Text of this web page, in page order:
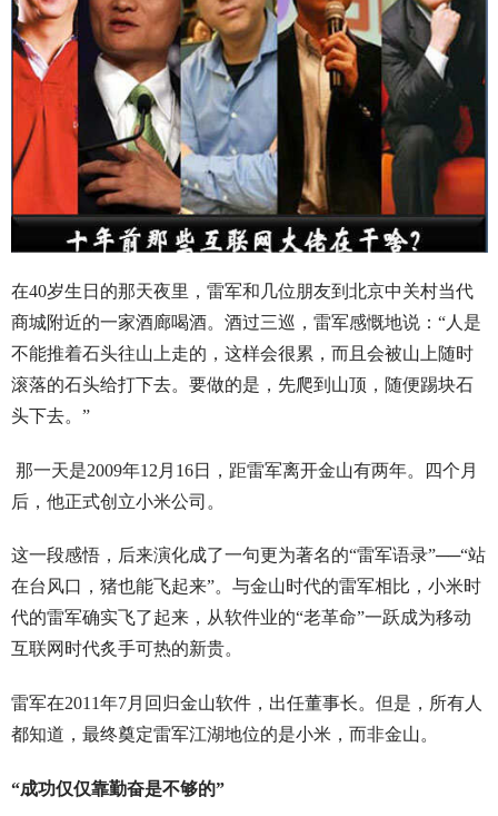
在40岁生日的那天夜里，雷军和几位朋友到北京中关村当代
商城附近的一家酒廊喝酒。酒过三巡，雷军感慨地说：“人是
不能推着石头往山上走的，这样会很累，而且会被山上随时
滚落的石头给打下去。要做的是，先爬到山顶，随便踢块石
头下去。”
那一天是2009年12月16日，距雷军离开金山有两年。四个月
后，他正式创立小米公司。
这一段感悟，后来演化成了一句更为著名的“雷军语录”──“站
在台风口，猪也能飞起来”。与金山时代的雷军相比，小米时
代的雷军确实飞了起来，从软件业的“老革命”一跃成为移动
互联网时代炙手可热的新贵。
雷军在2011年7月回归金山软件，出任董事长。但是，所有人
都知道，最终奠定雷军江湖地位的是小米，而非金山。
“成功仅仅靠勤奋是不够的”